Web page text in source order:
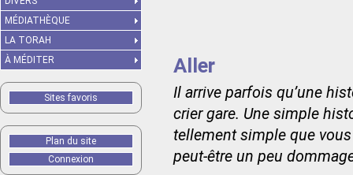
Aller
Il arrive parfois qu’une
crier gare. Une simple
tellement simple que
peut-être un peu
MÉDIATHÈQUE
LA TORAH
À MÉDITER
Sites favoris
Plan du site
Connexion